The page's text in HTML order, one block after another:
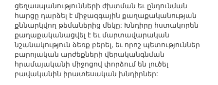
ցեղասպանությունների ժխտման եւ ընդունման
հարցը դարձել է միջազգային քաղաքականության
քննարկվող թեմաներից մեկը: Խնդիրը հստակորեն
քաղաքականացվել է եւ մարտավարական
նշանակություն ձեռք բերել, եւ որոշ պետություններ
բարոյական արժեքների վերականգնման
հրամայականի միջոցով փորձում են լուծել
բավականին իրատեսական խնդիրներ: